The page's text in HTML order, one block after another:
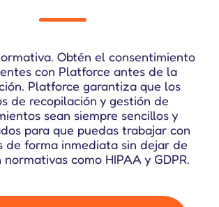
Obtén el consentimiento
con Platforce antes de la
Platforce garantiza que los
de recopilación y gestión de
sean siempre sencillos y
para que puedas trabajar con
de forma inmediata sin dejar de
como HIPAA y GDPR.